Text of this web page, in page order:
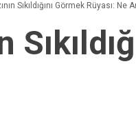
Sıkıldığını Görmek Rüyası: Ne